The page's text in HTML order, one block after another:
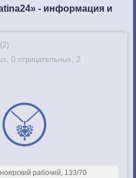
- информация и
, 0 отрицательных, 2
рабочий, 133/70